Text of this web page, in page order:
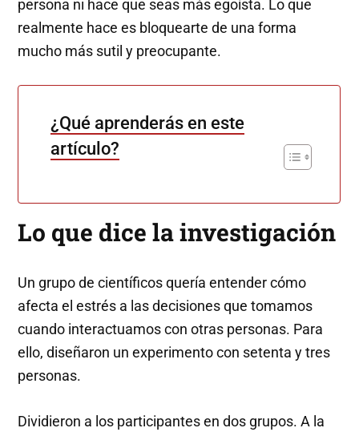
persona ni hace que seas más egoísta. Lo que
realmente hace es bloquearte de una forma
mucho más sutil y preocupante.
¿Qué aprenderás en este
artículo?
Lo que dice la investigación
Un grupo de científicos quería entender cómo
afecta el estrés a las decisiones que tomamos
cuando interactuamos con otras personas. Para
ello, diseñaron un experimento con setenta y tres
personas.
Dividieron a los participantes en dos grupos. A la